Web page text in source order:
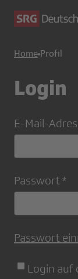
Home Profil
Login
E-Mail-
Passwort
Passwort
Login auf